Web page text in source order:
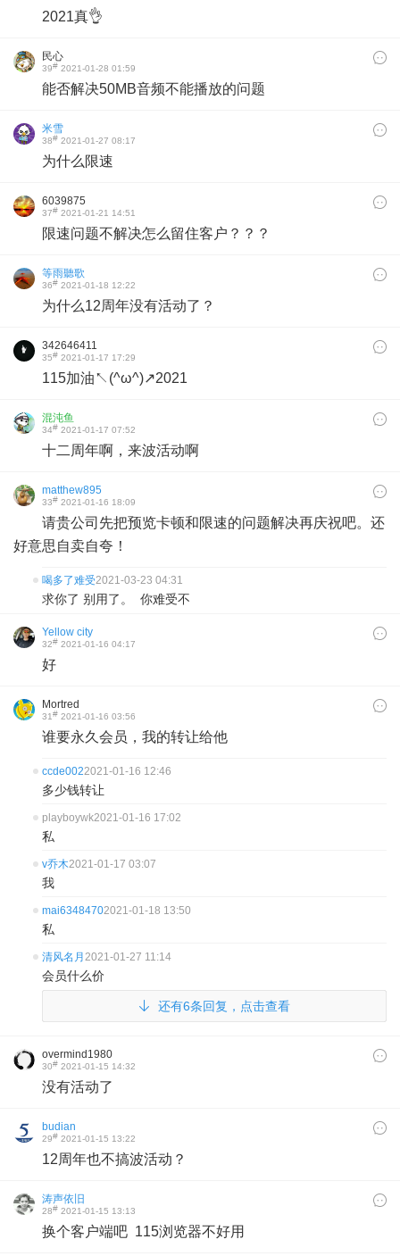
2021真👌
民心
39# 2021-01-28 01:59
能否解决50MB音频不能播放的问题
米雪
38# 2021-01-27 08:17
为什么限速
6039875
37# 2021-01-21 14:51
限速问题不解决怎么留住客户？？？
等雨聽歌
36# 2021-01-18 12:22
为什么12周年没有活动了？
342646411
35# 2021-01-17 17:29
115加油↖(^ω^)↗2021
混沌鱼
34# 2021-01-17 07:52
十二周年啊，来波活动啊
matthew895
33# 2021-01-16 18:09
请贵公司先把预览卡顿和限速的问题解决再庆祝吧。还
好意思自卖自夸！
喝多了难受2021-03-23 04:31
求你了 别用了。 你难受不
Yellow city
32# 2021-01-16 04:17
好
Mortred
31# 2021-01-16 03:56
谁要永久会员，我的转让给他
ccde0022021-01-16 12:46
多少钱转让
playboywk2021-01-16 17:02
私
v乔木2021-01-17 03:07
我
mai63484702021-01-18 13:50
私
清风名月 2021-01-27 11:14
会员什么价
还有6条回复，点击查看
overmind1980
30# 2021-01-15 14:32
没有活动了
budian
29# 2021-01-15 13:22
12周年也不搞波活动？
涛声依旧
28# 2021-01-15 13:13
换个客户端吧 115浏览器不好用